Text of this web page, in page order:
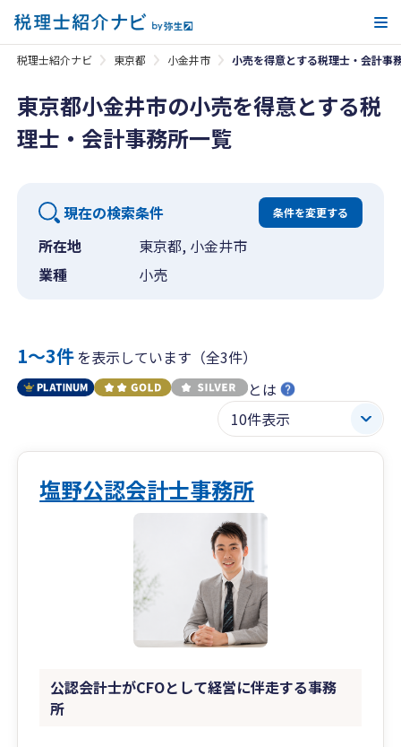
税理士紹介ナビ 東京都 小金井市 小売を得意とする税理士・会計事
東京都小金井市の小売を得意とする税
理士・会計事務所一覧
現在の検索条件 条件を変更する
所在地
東京都, 小金井市
業種
小売
1〜3件を表示しています（全3件）
とは
塩野公認会計士事務所
公認会計士がCFOとして経営に伴走する事務
所